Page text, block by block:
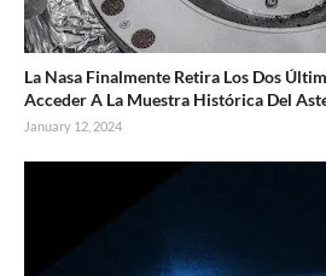
La Nasa Finalmente Retira Los Dos
Acceder A La Muestra Histórica Del
January 12, 2024